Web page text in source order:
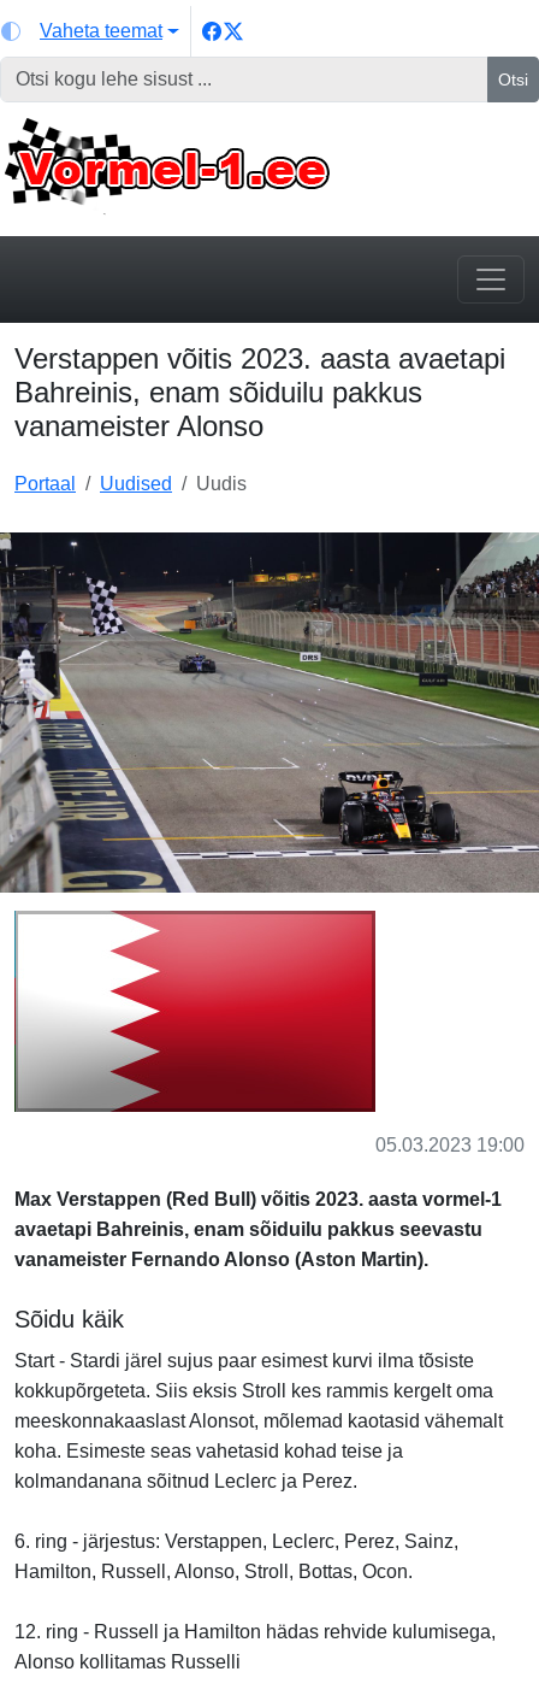
Vaheta teemat
Otsi
Verstappen võitis 2023. aasta avaetapi
Bahreinis, enam sõiduilu pakkus
vanameister Alonso
Portaal Uudised Uudis
05.03.2023 19:00
Max Verstappen (Red Bull) võitis 2023. aasta vormel-1
avaetapi Bahreinis, enam sõiduilu pakkus seevastu
vanameister Fernando Alonso (Aston Martin).
Sõidu käik
Start - Stardi järel sujus paar esimest kurvi ilma tõsiste
kokkupõrgeteta. Siis eksis Stroll kes rammis kergelt oma
meeskonnakaaslast Alonsot, mõlemad kaotasid vähemalt
koha. Esimeste seas vahetasid kohad teise ja
kolmandanana sõitnud Leclerc ja Perez.
6. ring - järjestus: Verstappen, Leclerc, Perez, Sainz,
Hamilton, Russell, Alonso, Stroll, Bottas, Ocon.
12. ring - Russell ja Hamilton hädas rehvide kulumisega,
Alonso kollitamas Russelli